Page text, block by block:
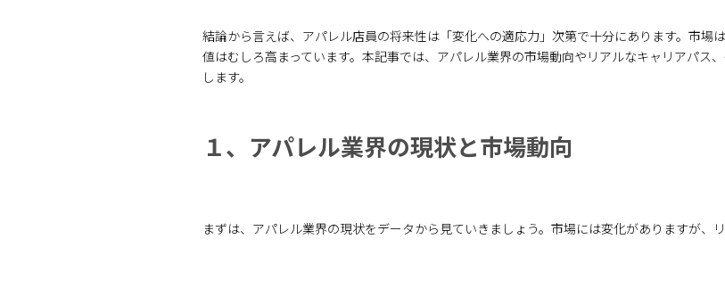
結論から言えば、アパレル店員の将来性は「変化への適応力」次第で十分にあります。市場
値はむしろ高まっています。本記事では、アパレル業界の市場動向やリアルなキャリアパス
します。
１、アパレル業界の現状と市場動向
まずは、アパレル業界の現状をデータから見ていきましょう。市場には変化がありますが、